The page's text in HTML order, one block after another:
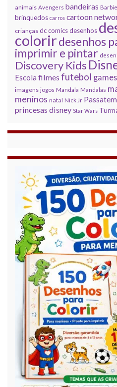
animais Avengers bandeiras Barbie
brinquedos carros cartoon
crianças dc comicsdesenhos
colorirdesenhos
imprimir e pintar
Discovery Kids
Escola filmes futebol games
imagens jogos Mandala Mandalas
meninos natal Nick Jr
princesas disney Star Wars